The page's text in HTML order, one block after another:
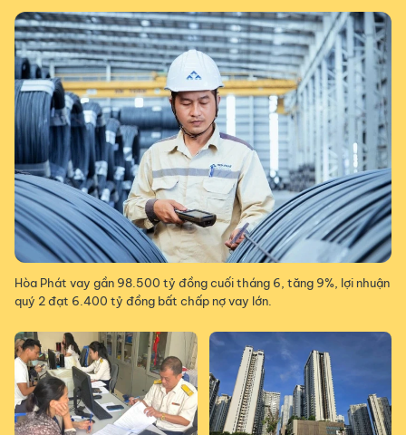
Hòa Phát vay gần 98.500 tỷ đồng cuối tháng 6, tăng 9%, lợi nhuận
quý 2 đạt 6.400 tỷ đồng bất chấp nợ vay lớn.